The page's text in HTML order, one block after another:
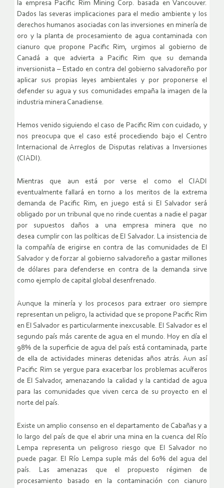
la empresa Pacific Rim Mining Corp. basada en Vancouver.
Dados las severas implicaciones para el medio ambiente y los
derechos humanos asociadas con las inversiones en minería de
oro y la planta de procesamiento de agua contaminada con
cianuro que propone Pacific Rim, urgimos al gobierno de
Canadá a que advierta a Pacific Rim que su demanda
inversionista – Estado en contra del gobierno salvadoreño por
aplicar sus propias leyes ambientales y por proponerse el
defender su agua y sus comunidades empaña la imagen de la
industria minera Canadiense.
Hemos venido siguiendo el caso de Pacific Rim con cuidado, y
nos preocupa que el caso esté procediendo bajo el Centro
Internacional de Arreglos de Disputas relativas a Inversiones
(CIADI).
Mientras que aun está por verse el como el CIADI
eventualmente fallará en torno a los meritos de la extrema
demanda de Pacific Rim, en juego está si El Salvador será
obligado por un tribunal que no rinde cuentas a nadie el pagar
por supuestos daños a una empresa minera que no
desea cumplir con las políticas de El Salvador. La insistencia de
la compañía de erigirse en contra de las comunidades de El
Salvador y de forzar al gobierno salvadoreño a gastar millones
de dólares para defenderse en contra de la demanda sirve
como ejemplo de capital global desenfrenado.
Aunque la minería y los procesos para extraer oro siempre
representan un peligro, la actividad que se propone Pacific Rim
en El Salvador es particularmente inexcusable. El Salvador es el
segundo país más carente de agua en el mundo. Hoy en día el
98% de la superficie de agua del país está contaminada, parte
de ella de actividades mineras detenidas años atrás. Aun así
Pacific Rim se yergue para exacerbar los problemas acuíferos
de El Salvador, amenazando la calidad y la cantidad de agua
para las comunidades que viven cerca de su proyecto en el
norte del país.
Existe un amplio consenso en el departamento de Cabañas y a
lo largo del país de que el abrir una mina en la cuenca del Río
Lempa representa un peligroso riesgo que El Salvador no
puede pagar. El Río Lempa suple más del 60% del agua del
país. Las amenazas que el propuesto régimen de
procesamiento basado en la contaminación con cianuro